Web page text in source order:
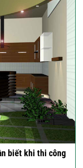
biết khi thi công